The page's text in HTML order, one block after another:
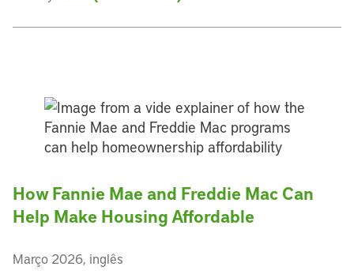
How Fannie Mae and Freddie Mac Can
Help Make Housing Affordable
Março 2026, inglês